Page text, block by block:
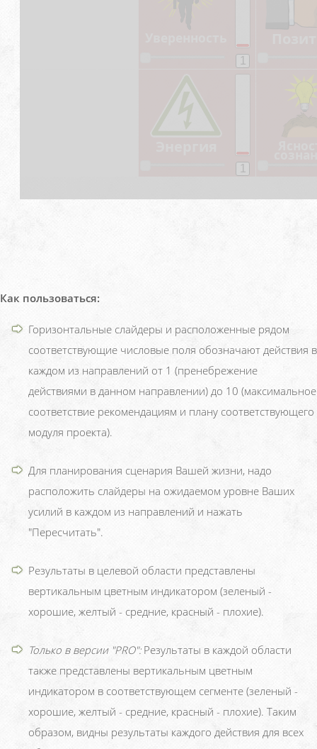
Как пользоваться:
Горизонтальные слайдеры и расположенные рядом
соответствующие числовые поля обозначают действия в
каждом из направлений от 1 (пренебрежение
действиями в данном направлении) до 10 (максимальное
соответствие рекомендациям и плану соответствующего
модуля проекта).
Для планирования сценария Вашей жизни, надо
расположить слайдеры на ожидаемом уровне Ваших
усилий в каждом из направлений и нажать
"Пересчитать".
Результаты в целевой области представлены
вертикальным цветным индикатором (зеленый -
хорошие, желтый - средние, красный - плохие).
Только в версии "PRO":Результаты в каждой области
также представлены вертикальным цветным
индикатором в соответствующем сегменте (зеленый -
хорошие, желтый - средние, красный - плохие). Таким
образом, видны результаты каждого действия для всех